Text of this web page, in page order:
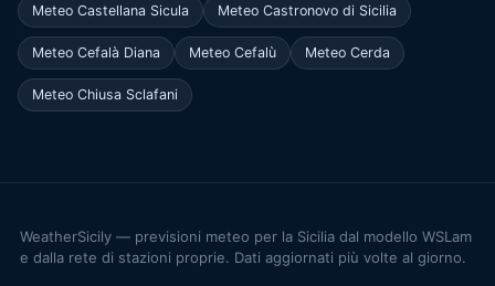
Meteo Castellana Sicula Meteo Castronovo di Sicilia
Meteo Cefalà Diana Meteo Cefalù Meteo Cerda
Meteo Chiusa Sclafani
WeatherSicily — previsioni meteo per la Sicilia dal modello WSLam
e dalla rete di stazioni proprie. Dati aggiornati più volte al giorno.